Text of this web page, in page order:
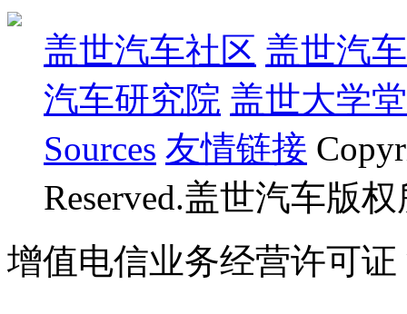
盖世汽车社区 盖世汽
汽车研究院 盖世大学堂
Sources 友情链接
Reserved.盖世汽车版
增值电信业务经营许可证